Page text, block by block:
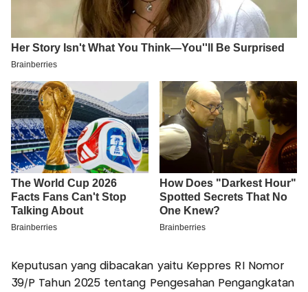
Keputusan yang dibacakan yaitu Keppres RI Nomor
39/P Tahun 2025 tentang Pengesahan Pengangkatan